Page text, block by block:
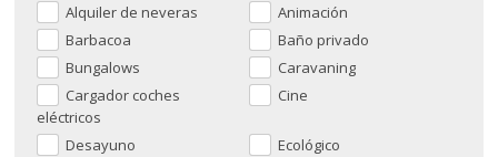
Alquiler de neveras
Animación
Barbacoa
Baño privado
Bungalows
Caravaning
Cargador coches
eléctricos
Cine
Desayuno
Ecológico